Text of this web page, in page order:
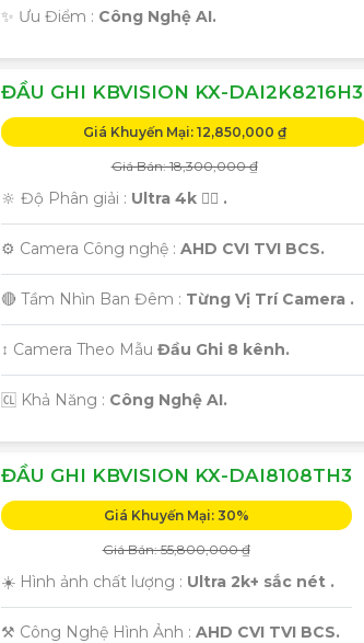
️✨ Ưu Điểm : Công Nghệ AI.
ĐẦU GHI KBVISION KX-DAI2K8216H3
Giá Khuyến Mại: 12,850,000 ₫
Giá Bán: 18,300,000 ₫
🔆 Độ Phân giải : Ultra 4k 👍🏾 .
⚙ Camera Công nghệ : AHD CVI TVI BCS.
🔴 Tầm Nhìn Ban Đêm : Từng Vị Trí Camera .
↕️ Camera Theo Mẫu Đầu Ghi 8 kênh.
️🆑 Khả Năng : Công Nghệ AI.
ĐẦU GHI KBVISION KX-DAI8108TH3
Giá Khuyến Mại: 30%
Giá Bán: 55,800,000 ₫
☀️ Hình ảnh chất lượng : Ultra 2k+ sắc nét .
⚒ Công Nghệ Hình Ảnh : AHD CVI TVI BCS.